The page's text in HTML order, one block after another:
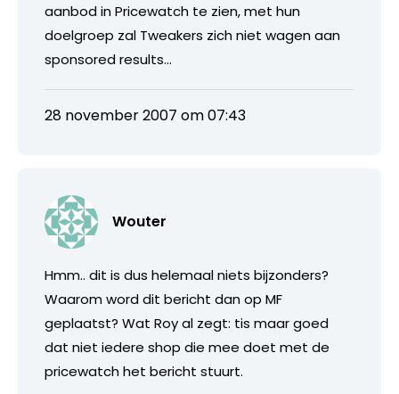
aanbod in Pricewatch te zien, met hun
doelgroep zal Tweakers zich niet wagen aan
sponsored results…
28 november 2007 om 07:43
Wouter
Hmm.. dit is dus helemaal niets bijzonders?
Waarom word dit bericht dan op MF
geplaatst? Wat Roy al zegt: tis maar goed
dat niet iedere shop die mee doet met de
pricewatch het bericht stuurt.